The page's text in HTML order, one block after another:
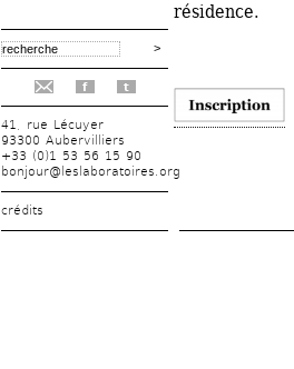
f t
41, rue Lécuyer
93300 Aubervilliers
+33 (0)1 53 56 15 90
bonjour@leslaboratoires.org
crédits
résidence.